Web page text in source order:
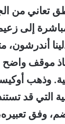
تعاني من
إلى
أندرشون،
موقف
وذهب
التي قد
وفق